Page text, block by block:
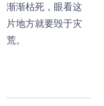
渐渐枯死，眼看这
片地方就要毁于灾
荒。